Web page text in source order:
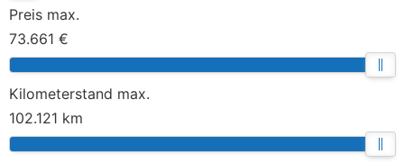
Preis max.
73.661 €
Kilometerstand max.
102.121 km